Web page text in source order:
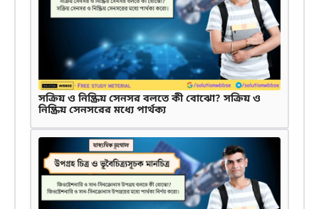
সক্রিয় ও নিষ্ক্রিয় সেনসর বলতে কী বোঝো? সক্রিয় ও
নিষ্ক্রিয় সেনসরের মধ্যে পার্থক্য